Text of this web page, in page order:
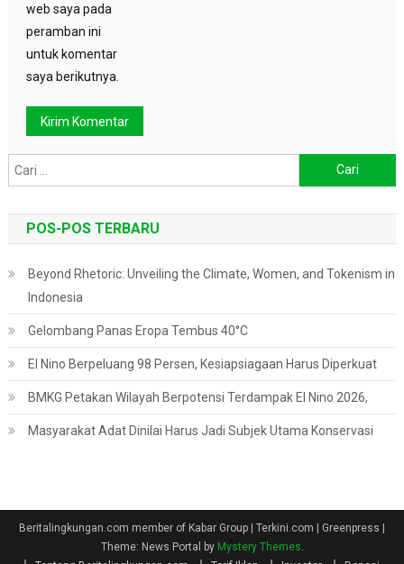
web saya pada
peramban ini
untuk komentar
saya berikutnya.
untuk:
POS-POS TERBARU
Beyond Rhetoric: Unveiling the Climate, Women, and Tokenism in
Indonesia
Gelombang Panas Eropa Tembus 40°C
El Nino Berpeluang 98 Persen, Kesiapsiagaan Harus Diperkuat
BMKG Petakan Wilayah Berpotensi Terdampak El Nino 2026,
Masyarakat Adat Dinilai Harus Jadi Subjek Utama Konservasi
Beritalingkungan.com member of Kabar Group | Terkini.com | Greenpress |
Theme: News Portal by Mystery Themes